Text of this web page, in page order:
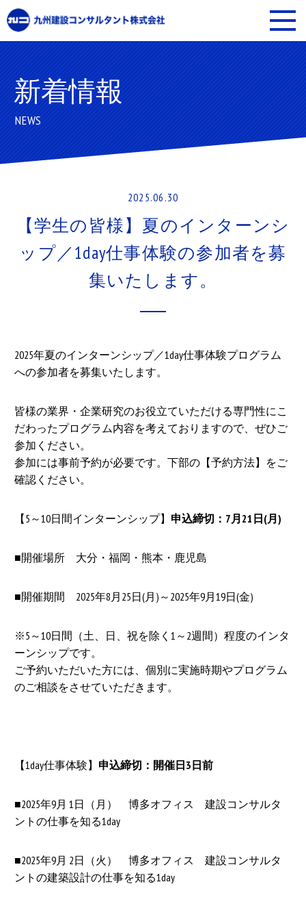
新着情報
NEWS
2025.06.30
【学生の皆様】夏のインターンシ
ップ／1day仕事体験の参加者を募
集いたします。
2025年夏のインターンシップ／1day仕事体験プログラム
への参加者を募集いたします。
皆様の業界・企業研究のお役立ていただける専門性にこ
だわったプログラム内容を考えておりますので、ぜひご
参加ください。
参加には事前予約が必要です。下部の【予約方法】をご
確認ください。
【5～10日間インターンシップ】 申込締切：7月21日(月)
■開催場所 大分・福岡・熊本・鹿児島
■開催期間 2025年8月25日(月)～2025年9月19日(金)
※5～10日間（土、日、祝を除く1～2週間）程度のインタ
ーンシップです。
ご予約いただいた方には、個別に実施時期やプログラム
のご相談をさせていただきます。
【1day仕事体験】 申込締切：開催日3日前
■2025年9月 1日（月） 博多オフィス 建設コンサルタ
ントの仕事を知る1day
■2025年9月 2日（火） 博多オフィス 建設コンサルタ
ントの建築設計の仕事を知る1day